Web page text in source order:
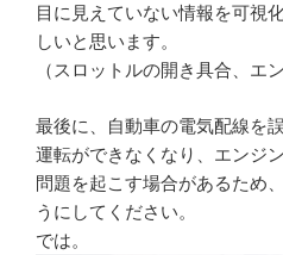
目に見えていない情報を可視
しいと思います。
（スロットルの開き具合、エ
最後に、自動車の電気配線を
運転ができなくなり、エンジ
問題を起こす場合があるため
うにしてください。
では。